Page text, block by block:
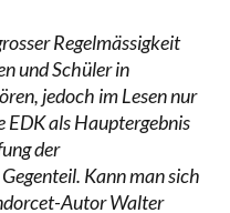
Regelmässigkeit
und Schüler in
jedoch im Lesen nur
als Hauptergebnis
der
Kann man sich
Autor Walter